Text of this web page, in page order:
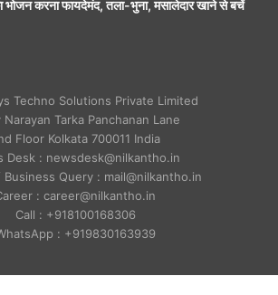
भोजन करना फायदेमंद, तला-भुना, मसालेदार खाने से बचें
Techno Solutions Private Limited
Narayan Tarka Panchanan Lane
Floor Kolkata 700011 India
Desk : newsdesk@nilkantho.in
Business Query : mail@nilkantho.in
: career@nilkantho.in
Call : +918100168306
: +919830163939